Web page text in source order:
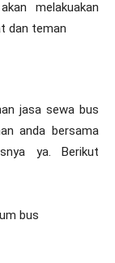
melakuakan
dan teman
jasa sewa bus
anda bersama
ya. Berikut
bus